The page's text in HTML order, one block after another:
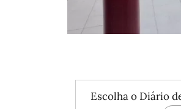
Escolha o Diário